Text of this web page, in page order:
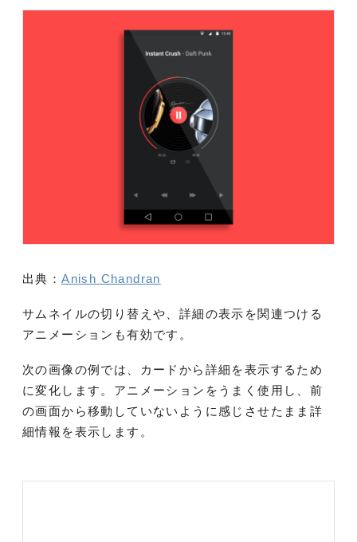
出典：Anish Chandran
サムネイルの切り替えや、詳細の表示を関連つける
アニメーションも有効です。
次の画像の例では、カードから詳細を表示するため
に変化します。アニメーションをうまく使用し、前
の画面から移動していないように感じさせたまま詳
細情報を表示します。